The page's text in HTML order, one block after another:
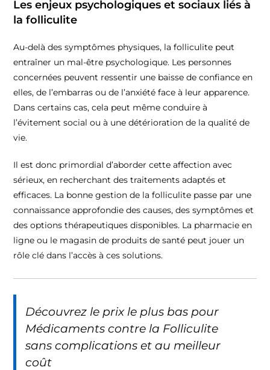
Les enjeux psychologiques et sociaux liés à
la folliculite
Au-delà des symptômes physiques, la folliculite peut
entraîner un mal-être psychologique. Les personnes
concernées peuvent ressentir une baisse de confiance en
elles, de l’embarras ou de l’anxiété face à leur apparence.
Dans certains cas, cela peut même conduire à
l’évitement social ou à une détérioration de la qualité de
vie.
Il est donc primordial d’aborder cette affection avec
sérieux, en recherchant des traitements adaptés et
efficaces. La bonne gestion de la folliculite passe par une
connaissance approfondie des causes, des symptômes et
des options thérapeutiques disponibles. La pharmacie en
ligne ou le magasin de produits de santé peut jouer un
rôle clé dans l’accès à ces solutions.
Découvrez le prix le plus bas pour
Médicaments contre la Folliculite
sans complications et au meilleur
coût